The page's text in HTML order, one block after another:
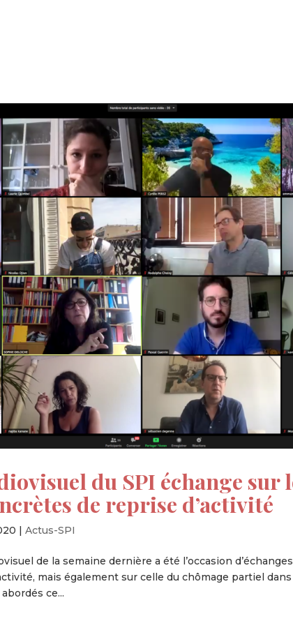
du SPI échange sur
de reprise d’activité
|Actus-SPI
de la semaine dernière a été l’occasion
mais également sur celle du chômage partiel
ce...